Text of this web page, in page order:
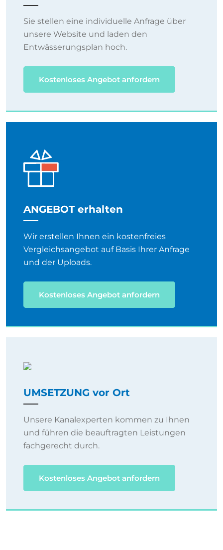
Sie stellen eine individuelle Anfrage über
unsere Website und laden den
Entwässerungsplan hoch.
Kostenloses Angebot anfordern
ANGEBOT erhalten
Wir erstellen Ihnen ein kostenfreies
Vergleichsangebot auf Basis Ihrer Anfrage
und der Uploads.
Kostenloses Angebot anfordern
UMSETZUNG vor Ort
Unsere Kanalexperten kommen zu Ihnen
und führen die beauftragten Leistungen
fachgerecht durch.
Kostenloses Angebot anfordern